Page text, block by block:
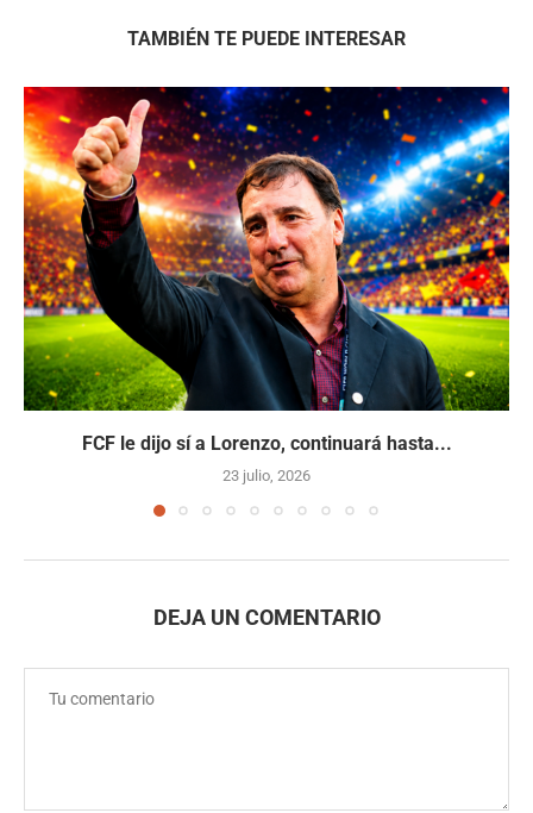
TAMBIÉN TE PUEDE INTERESAR
FCF le dijo sí a Lorenzo, continuará hasta...
23 julio, 2026
DEJA UN COMENTARIO